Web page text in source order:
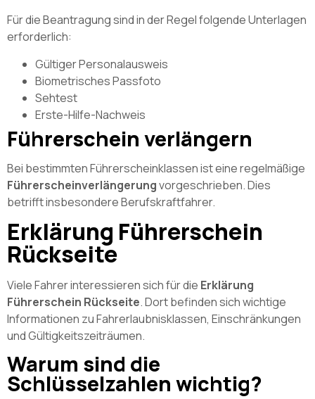
Für die Beantragung sind in der Regel folgende Unterlagen
erforderlich:
Gültiger Personalausweis
Biometrisches Passfoto
Sehtest
Erste-Hilfe-Nachweis
Führerschein verlängern
Bei bestimmten Führerscheinklassen ist eine regelmäßige
Führerscheinverlängerungvorgeschrieben. Dies
betrifft insbesondere Berufskraftfahrer.
Erklärung Führerschein
Rückseite
Viele Fahrer interessieren sich für die Erklärung
Führerschein Rückseite. Dort befinden sich wichtige
Informationen zu Fahrerlaubnisklassen, Einschränkungen
und Gültigkeitszeiträumen.
Warum sind die
Schlüsselzahlen wichtig?